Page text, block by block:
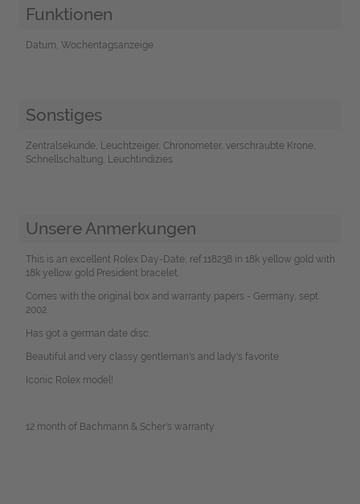
Funktionen
Datum, Wochentagsanzeige
Sonstiges
Zentralsekunde, Leuchtzeiger, Chronometer, verschraubte Krone,
Schnellschaltung, Leuchtindizies
Unsere Anmerkungen
This is an excellent Rolex Day-Date, ref.118238 in 18k yellow gold with
18k yellow gold President bracelet.
Comes with the original box and warranty papers - Germany, sept.
2002.
Has got a german date disc.
Beautiful and very classy gentleman's and lady's favorite.
Iconic Rolex model!
12 month of Bachmann & Scher's warranty